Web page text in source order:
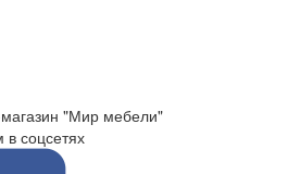
"Мир мебели"
в соцсетях